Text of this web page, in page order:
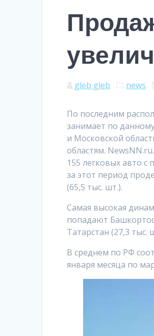
gleb gleb news
По последним
занимает по
и Московской
областям.
155 легковых авто
за этот период
(65,5 тыс. шт.).
Самая высокая
попадают
Татарстан (27,3 тыс.
В среднем по РФ
января месяца по